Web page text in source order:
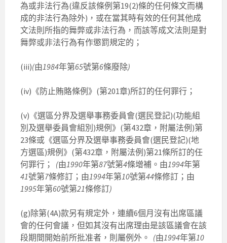
為或非法行為(違反該條例第19(2)條的任何條文而構
成的非法行為除外)，或在當其時有效的任何其他成
文法則所指的舞弊或非法行為，而該等成文法則是對
舞弊或非法行為有作懲罰規定的；
(iii)(由1984年第65號第6條廢除)
(iv)《防止賄賂條例》(第201章)所訂的任何罪行；
(v)《選區分界及選舉事務委員會(選民登記)(功能組
別及選舉委員會組別)規例》(第432章，附屬法例)第
23條或《選區分界及選舉事務委員會(選民登記)(地
方選區)規例》(第432章，附屬法例)第21條所訂的任
何罪行； (由1990年第87號第4條增補。由1994年第
41號第7條修訂；由1994年第10號第44條修訂；由
1995年第60號第21條修訂)
(g)除第(4A)款另有規定外，連續6個月沒有出席區議
會的任何會議，但如其沒有出席理由是該區議會在該
段期間開始前所批准者，則屬例外。 (由1994年第10